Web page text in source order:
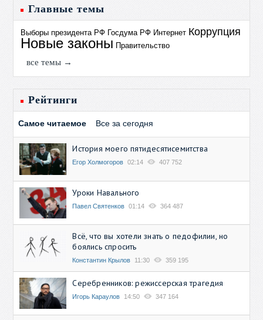
Главные темы
Выборы президента РФ Госдума РФ Интернет Коррупция
Новые законы Правительство
все темы →
Рейтинги
Самое читаемое Все за сегодня
История моего пятидесятисемитства
Егор Холмогоров 02:14 407 752
Уроки Навального
Павел Святенков 01:14 364 487
Всё, что вы хотели знать о педофилии, но
боялись спросить
Константин Крылов 11:30 359 195
Серебренников: режиссерская трагедия
Игорь Караулов 14:50 347 164